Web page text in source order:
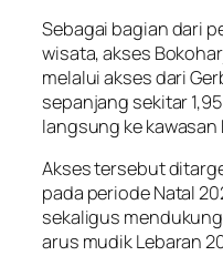
Sebagai bagian dari
wisata, akses
melalui akses dari
sepanjang sekitar
langsung ke
Akses tersebut
pada periode Natal
sekaligus
arus mudik Lebaran